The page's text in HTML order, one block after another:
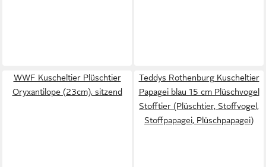
WWF Kuscheltier Plüschtier
Oryxantilope (23cm), sitzend
Teddys Rothenburg Kuscheltier
Papagei blau 15 cm Plüschvogel
Stofftier (Plüschtier, Stoffvogel,
Stoffpapagei, Plüschpapagei)